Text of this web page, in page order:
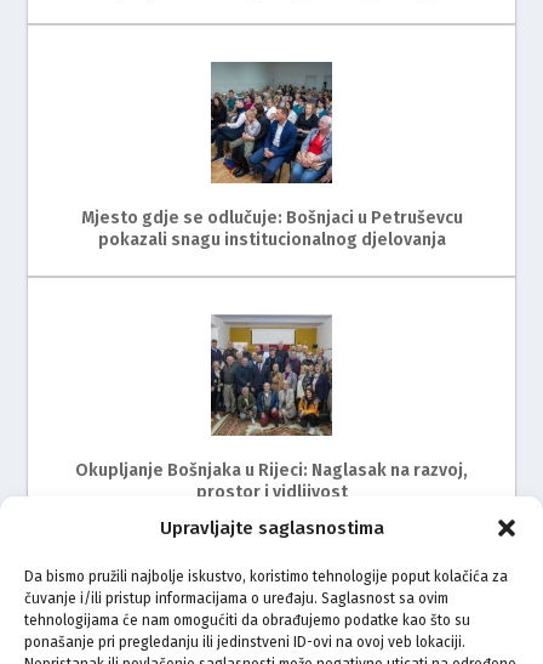
Upravljajte saglasnostima
Da bismo pružili najbolje iskustvo, koristimo tehnologije poput kolačića za
čuvanje i/ili pristup informacijama o uređaju. Saglasnost sa ovim
tehnologijama će nam omogućiti da obrađujemo podatke kao što su
ponašanje pri pregledanju ili jedinstveni ID-ovi na ovoj veb lokaciji.
Mjesto gdje se odlučuje: Bošnjaci u Petruševcu
pokazali snagu institucionalnog djelovanja
Okupljanje Bošnjaka u Rijeci: Naglasak na razvoj,
prostor i vidljivost